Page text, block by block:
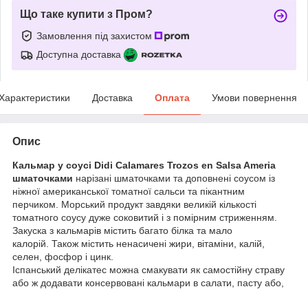
Що таке купити з Пром?
Замовлення під захистом
Доступна доставка
Доставка Оплата Умови повернення
Опис
Кальмар у соусі Didi Calamares Trozos en Salsa Ameria
шматочками нарізані шматочками та доповнені соусом із
ніжної американської томатної сальси та пікантним
перчиком. Морський продукт завдяки великій кількості
томатного соусу дуже соковитий і з помірним стриженням.
Закуска з кальмарів містить багато білка та мало
калорій. Також містить ненасичені жири, вітаміни, калій,
селен, фосфор і цинк.
Іспанський делікатес можна смакувати як самостійну страву
або ж додавати консервовані кальмари в салати, пасту або,